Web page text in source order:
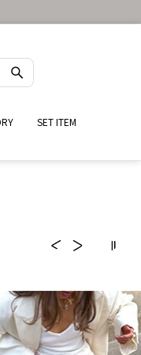
SET ITEM
셔츠